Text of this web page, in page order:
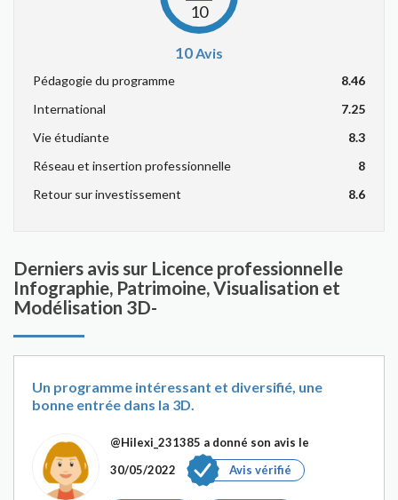
10
10Avis
Pédagogie du programme
8.46
International
7.25
Vie étudiante
8.3
Réseau et insertion professionnelle
8
Retour sur investissement
8.6
Derniers avis sur Licence professionnelle
Infographie, Patrimoine, Visualisation et
Modélisation 3D-
Un programme intéressant et diversifié, une
bonne entrée dans la 3D.
@Hilexi_231385 a donné son avis le
30/05/2022
Avis vérifié